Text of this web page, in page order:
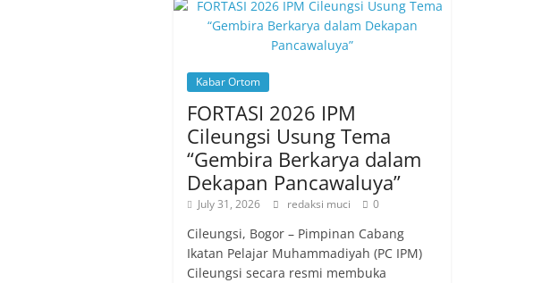
Kabar Ortom
FORTASI 2026 IPM
Cileungsi Usung Tema
“Gembira Berkarya dalam
Dekapan Pancawaluya”
July 31, 2026 redaksi muci 0
Cileungsi, Bogor – Pimpinan Cabang
Ikatan Pelajar Muhammadiyah (PC IPM)
Cileungsi secara resmi membuka